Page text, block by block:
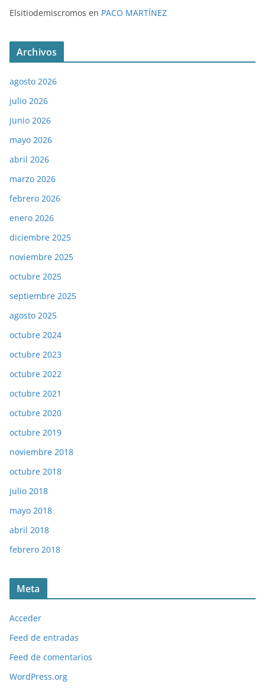
Elsitiodemiscromos en PACO MARTÍNEZ
Archivos
agosto 2026
julio 2026
junio 2026
mayo 2026
abril 2026
marzo 2026
febrero 2026
enero 2026
diciembre 2025
noviembre 2025
octubre 2025
septiembre 2025
agosto 2025
octubre 2024
octubre 2023
octubre 2022
octubre 2021
octubre 2020
octubre 2019
noviembre 2018
octubre 2018
julio 2018
mayo 2018
abril 2018
febrero 2018
Meta
Acceder
Feed de entradas
Feed de comentarios
WordPress.org